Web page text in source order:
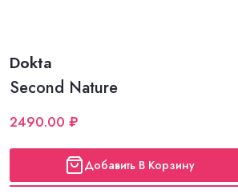
Dokta
Second Nature
2490.00 ₽
Добавить В Корзину